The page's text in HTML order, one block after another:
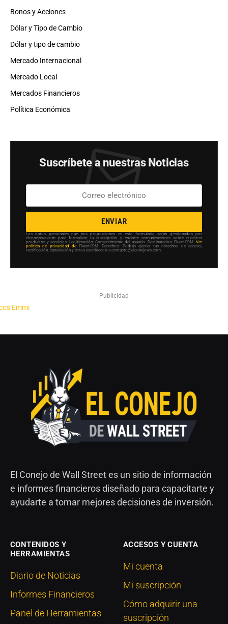
Bonos y Acciones
Dólar y Tipo de Cambio
Dólar y tipo de cambio
Mercado Internacional
Mercado Local
Mercados Financieros
Política Económica
Suscríbete a nuestras Noticias
ENVIAR
Los datos personales que nos proporciones en este formulario serán gestionados por
elconejows.com para formalizar tu suscripción y enviarte comunicaciones sobre nuestros
productos y servicios. Legitimación: Consentimiento del usuario. Destinatarios: FluentCRM. Ver
política de privacidad de FluentCRM. Derechos: Podrás ejercer tus derechos de acceso,
rectificación, cancelación y otros escribiendo a contacto@elconejows.com.
Publicidad
El Conejo de Wall Street es un sitio de información
e informes financieros diseñado para capacitarte y
ayudarte a tomar mejores decisiones de inversión.
CONTENIDOS Y
HERRAMIENTAS
Diario de Noticias
Informes Financieros
Panel de Herramientas
ACCESOS Y CUENTA
Mi cuenta
Mi suscripción
Cómo adquirir una
suscripción